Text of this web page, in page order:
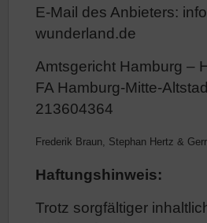
E-Mail des Anbieters:
wunderland.de
Amtsgericht Hamburg –
FA Hamburg-Mitte-
213604364
Frederik Braun, Stephan Hertz &
Haftungshinweis:
Trotz sorgfältiger